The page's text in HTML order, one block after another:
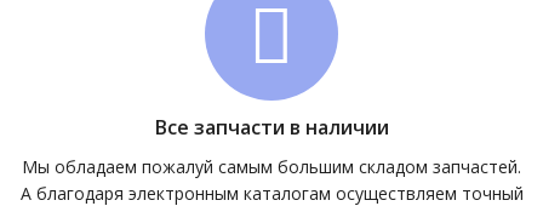
Все запчасти в наличии
Мы обладаем пожалуй самым большим складом запчастей.
А благодаря электронным каталогам осуществляем точный